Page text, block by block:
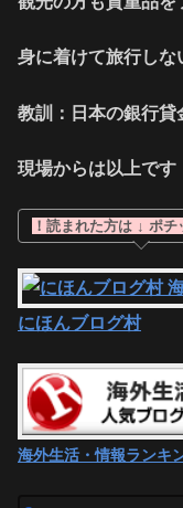
身に着けて旅行しな
教訓：日本の銀行貸
現場からは以上です
！読まれた方は ↓ ポチ
にほんブログ村
海外生活・情報ランキ